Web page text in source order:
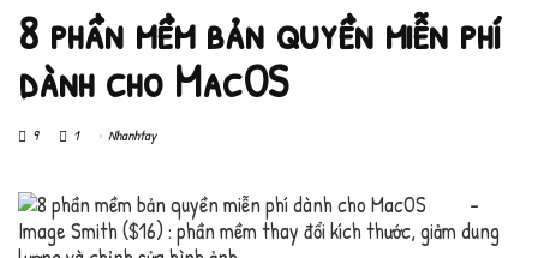
8 phần mềm bản quyền miễn phí
dành cho MacOS
9 1 Nhanhtay
–
Image Smith ($16) : phần mềm thay đổi kích thước, giảm dung